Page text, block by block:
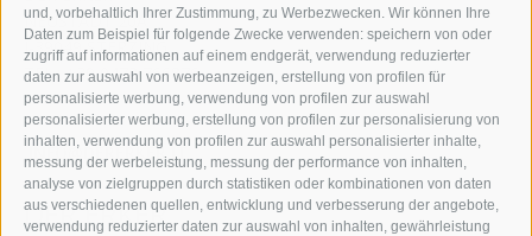
und, vorbehaltlich Ihrer Zustimmung, zu Werbezwecken. Wir können Ihre
Daten zum Beispiel für folgende Zwecke verwenden: speichern von oder
zugriff auf informationen auf einem endgerät, verwendung reduzierter
daten zur auswahl von werbeanzeigen, erstellung von profilen für
personalisierte werbung, verwendung von profilen zur auswahl
personalisierter werbung, erstellung von profilen zur personalisierung von
inhalten, verwendung von profilen zur auswahl personalisierter inhalte,
messung der werbeleistung, messung der performance von inhalten,
analyse von zielgruppen durch statistiken oder kombinationen von daten
aus verschiedenen quellen, entwicklung und verbesserung der angebote,
verwendung reduzierter daten zur auswahl von inhalten, gewährleistung
NEUSTADT 20A
I-39049 STERZING
TEL.: +39 0472 766876
GRAFIK@DERERKER.IT
INFO@DERERKER.IT
BARBARA.FONTANA@DERERKER.IT
DER ERKER